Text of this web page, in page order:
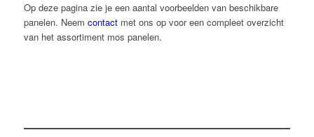
Op deze pagina zie je een aantal voorbeelden van beschikbare
panelen. Neem contactmet ons op voor een compleet overzicht
van het assortiment mos panelen.